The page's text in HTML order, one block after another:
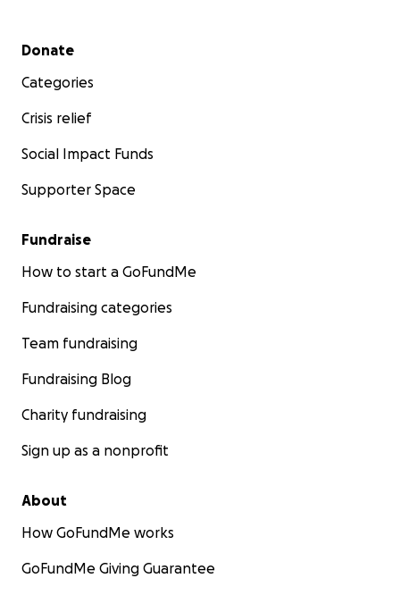
Secondary menu
Donate
Categories
Crisis relief
Social Impact Funds
Supporter Space
Fundraise
How to start a GoFundMe
Fundraising categories
Team fundraising
Fundraising Blog
Charity fundraising
Sign up as a nonprofit
About
How GoFundMe works
GoFundMe Giving Guarantee